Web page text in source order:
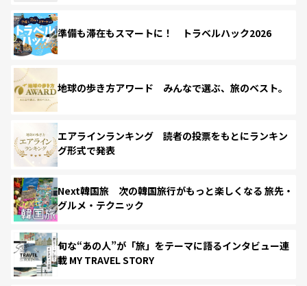
準備も滞在もスマートに！ トラベルハック2026
地球の歩き方アワード みんなで選ぶ、旅のベスト。
エアラインランキング 読者の投票をもとにランキン
グ形式で発表
Next韓国旅 次の韓国旅行がもっと楽しくなる 旅先・
グルメ・テクニック
旬な“あの人”が「旅」をテーマに語るインタビュー連
載 MY TRAVEL STORY